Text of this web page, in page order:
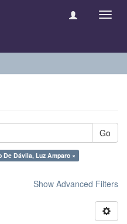
Go
De Dávila, Luz Amparo ×
Show Advanced Filters